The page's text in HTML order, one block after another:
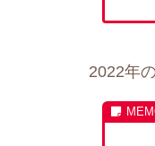
2022年